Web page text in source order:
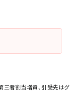
三者割当増資、引受先はグ